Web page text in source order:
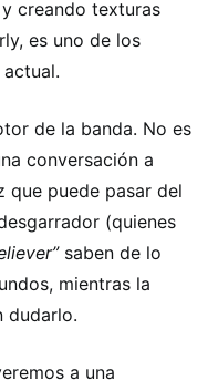
creando texturas
es uno de los
de la banda. No es
conversación a
que puede pasar del
(quienes
saben de lo
mientras la
dudarlo.
a una